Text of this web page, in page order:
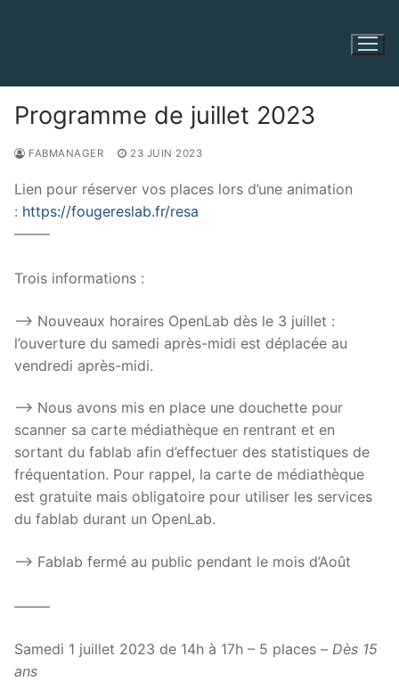
Programme de juillet 2023
FABMANAGER 23 JUIN 2023
Lien pour réserver vos places lors d’une animation
: https://fougereslab.fr/resa
——–
Trois informations :
—> Nouveaux horaires OpenLab dès le 3 juillet :
l’ouverture du samedi après-midi est déplacée au
vendredi après-midi.
—> Nous avons mis en place une douchette pour
scanner sa carte médiathèque en rentrant et en
sortant du fablab afin d’effectuer des statistiques de
fréquentation. Pour rappel, la carte de médiathèque
est gratuite mais obligatoire pour utiliser les services
du fablab durant un OpenLab.
—> Fablab fermé au public pendant le mois d’Août
——–
Samedi 1 juillet 2023 de 14h à 17h – 5 places – Dès 15
ans